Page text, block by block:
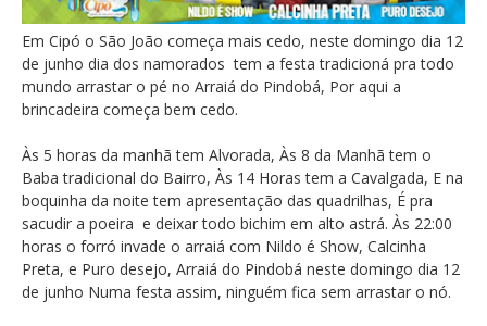
Em Cipó o São João começa mais cedo, neste domingo dia 12
de junho dia dos namorados tem a festa tradicioná pra todo
mundo arrastar o pé no Arraiá do Pindobá, Por aqui a
brincadeira começa bem cedo.
Às 5 horas da manhã tem Alvorada, Às 8 da Manhã tem o
Baba tradicional do Bairro, Às 14 Horas tem a Cavalgada, E na
boquinha da noite tem apresentação das quadrilhas, É pra
sacudir a poeira e deixar todo bichim em alto astrá. Às 22:00
horas o forró invade o arraiá com Nildo é Show, Calcinha
Preta, e Puro desejo, Arraiá do Pindobá neste domingo dia 12
de junho Numa festa assim, ninguém fica sem arrastar o nó.